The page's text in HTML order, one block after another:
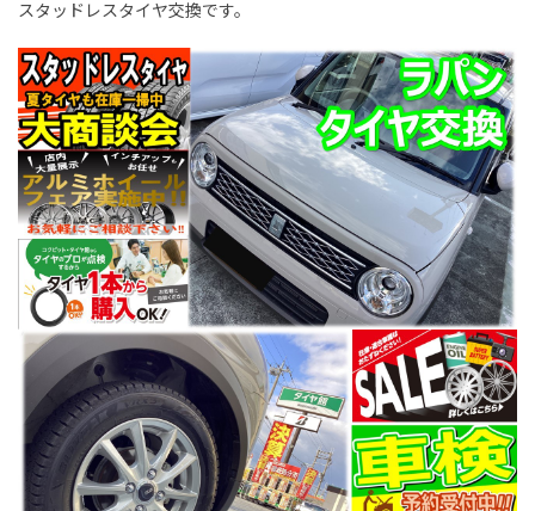
スタッドレスタイヤ交換です。